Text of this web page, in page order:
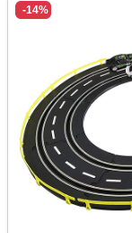
-14%